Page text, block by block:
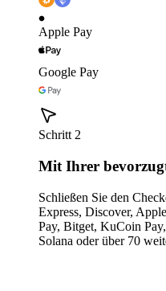
Apple Pay
Google Pay
Schritt 2
Mit Ihrer
Schließen Sie den
Express, Discover,
Pay, Bitget, KuCoin
Solana oder über 70